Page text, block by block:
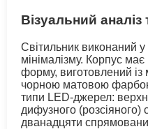
Візуальний аналіз
Світильник виконаний у
мінімалізму. Корпус
форму, виготовлений із
чорною матовою
типи LED-джерел:
дифузного (розсіяного)
дванадцяти